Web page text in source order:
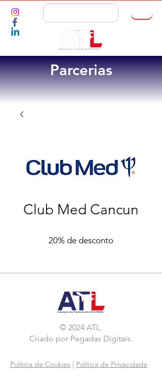
Parcerias
Club Med Cancun
20% de desconto
© 2024 ATL.
Criado por Pegadas Digitais.
Política de Cookies | Política de Privacidade